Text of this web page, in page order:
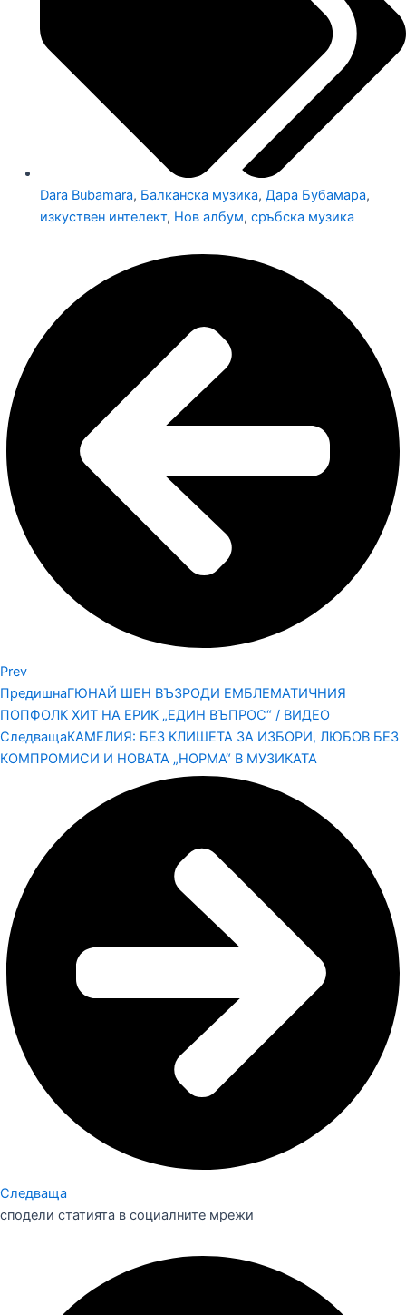
Dara Bubamara, Балканска музика, Дара Бубамара,
изкуствен интелект, Нов албум, сръбска музика
Prev
ПредишнаГЮНАЙ ШЕН ВЪЗРОДИ ЕМБЛЕМАТИЧНИЯ
ПОПФОЛК ХИТ НА ЕРИК „ЕДИН ВЪПРОС“ / ВИДЕО
СледващаКАМЕЛИЯ: БЕЗ КЛИШЕТА ЗА ИЗБОРИ, ЛЮБОВ БЕЗ
КОМПРОМИСИ И НОВАТА „НОРМА“ В МУЗИКАТА
Следваща
сподели статията в социалните мрежи